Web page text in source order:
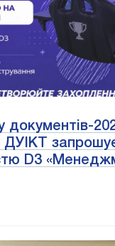
документів-
D3